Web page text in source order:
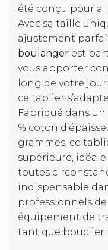
été conçu pour
Avec sa taille
ajustement
boulanger est
vous apporter
long de votre
ce tablier
Fabriqué dans un
% coton
grammes, ce
supérieure,
toutes
indispensable
professionnels
équipement de
tant que bouclier